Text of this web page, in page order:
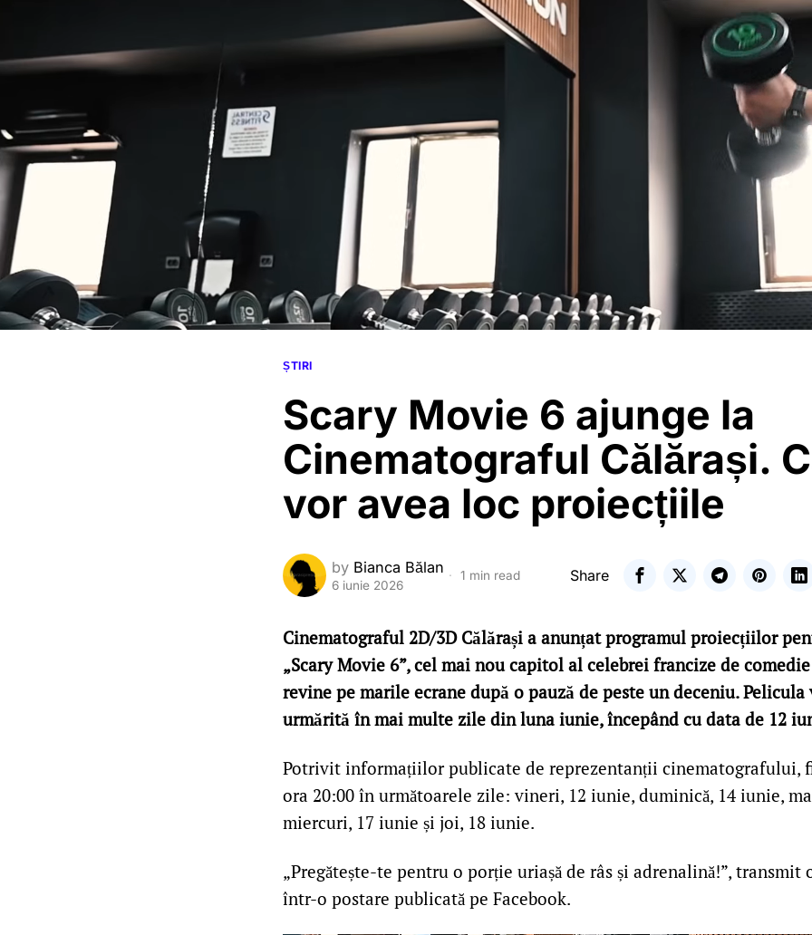
ȘTIRI
Scary Movie 6 ajunge la
Cinematograful Călărași.
vor avea loc proiecțiile
by Bianca Bălan
6 iunie 2026
1 min read Share
Cinematograful 2D/3D Călărași a anunțat programul proiecțiilor
„Scary Movie 6”, cel mai nou capitol al celebrei francize de
revine pe marile ecrane după o pauză de peste un deceniu. Pelicula
urmărită în mai multe zile din luna iunie, începând cu data de 12
Potrivit informațiilor publicate de reprezentanții cinematografului,
ora 20:00 în următoarele zile: vineri, 12 iunie, duminică, 14 iunie,
miercuri, 17 iunie și joi, 18 iunie.
„Pregătește-te pentru o porție uriașă de râs și adrenalină!”,
într-o postare publicată pe Facebook.